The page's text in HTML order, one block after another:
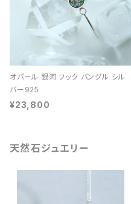
オパール 銀河 フック バングル シル
バー925
¥23,800
天然石ジュエリー